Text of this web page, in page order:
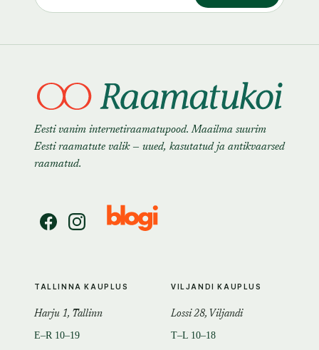
Eesti vanim internetiraamatupood. Maailma suurim
Eesti raamatute valik — uued, kasutatud ja antikvaarsed
raamatud.
TALLINNA KAUPLUS
Harju 1, Tallinn
E–R 10–19
VILJANDI KAUPLUS
Lossi 28, Viljandi
T–L 10–18